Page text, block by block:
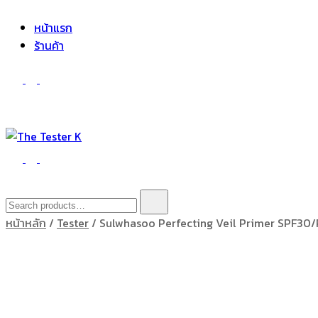
หน้าแรก
ร้านค้า
The Tester K
Korean cosmetics
Search
for:
หน้าหลัก / Tester / Sulwhasoo Perfecting Veil Primer SPF30/